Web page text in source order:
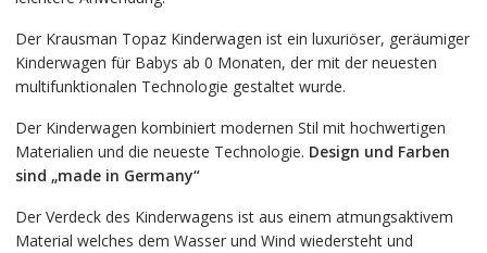
Der Krausman Topaz Kinderwagen ist ein luxuriöser, geräumiger
Kinderwagen für Babys ab 0 Monaten, der mit der neuesten
multifunktionalen Technologie gestaltet wurde.
Der Kinderwagen kombiniert modernen Stil mit hochwertigen
Materialien und die neueste Technologie. Design und Farben
sind „made in Germany“
Der Verdeck des Kinderwagens ist aus einem atmungsaktivem
Material welches dem Wasser und Wind wiedersteht und